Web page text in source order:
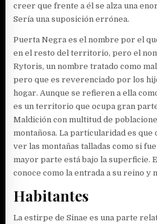
creer que frente a él se alza una
Sería una suposición errónea.
Puerta Negra es el nombre por el
en el resto del territorio, pero el
Rytoris, un nombre tratado como
pero que es reverenciado por los
hogar. Aunque se refieren a ella
es un territorio que ocupa gran
Maldición con multitud de
montañosa. La particularidad es que
ver las montañas talladas como si
mayor parte está bajo la superficie.
conoce como la entrada a su reino y
Habitantes
La estirpe de Sinae es una parte